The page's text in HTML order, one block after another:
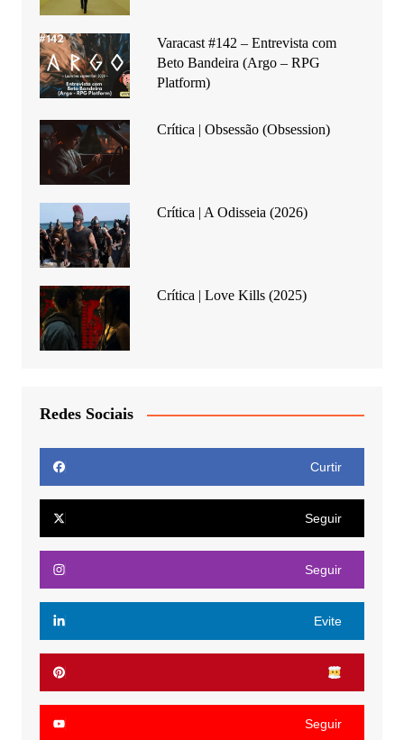
Varacast #142 – Entrevista com
Beto Bandeira (Argo – RPG
Platform)
Crítica | Obsessão (Obsession)
Crítica | A Odisseia (2026)
Crítica | Love Kills (2025)
Redes Sociais
Curtir
Seguir
Seguir
Evite
Seguir